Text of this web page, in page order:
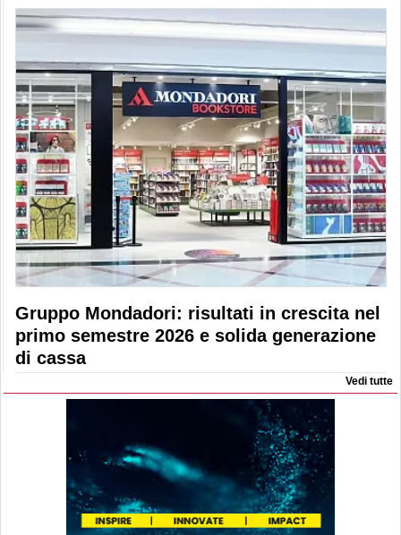
Gruppo Mondadori: risultati in crescita nel
primo semestre 2026 e solida generazione
di cassa
Vedi tutte